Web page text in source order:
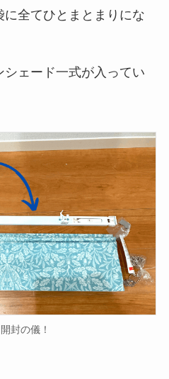
全てひとまとまりにな
ェード一式が入ってい
封の儀！